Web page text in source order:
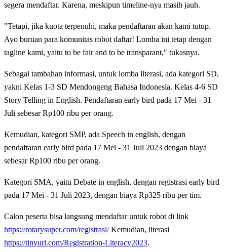
segera mendaftar. Karena, meskipun timeline-nya masih jauh.
"Tetapi, jika kuota terpenuhi, maka pendaftaran akan kami tutup.
Ayo buruan para komunitas robot daftar! Lomba ini tetap dengan
tagline kami, yaitu to be fair and to be transparant," tukasnya.
Sebagai tambahan informasi, untuk lomba literasi, ada kategori SD,
yakni Kelas 1-3 SD Mendongeng Bahasa Indonesia. Kelas 4-6 SD
Story Telling in English. Pendaftaran early bird pada 17 Mei - 31
Juli sebesar Rp100 ribu per orang.
Kemudian, kategori SMP, ada Speech in english, dengan
pendaftaran early bird pada 17 Mei - 31 Juli 2023 dengan biaya
sebesar Rp100 ribu per orang.
Kategori SMA, yaitu Debate in english, dengan registrasi early bird
pada 17 Mei - 31 Juli 2023, dengan biaya Rp325 ribu per tim.
Calon peserta bisa langsung mendaftar untuk robot di link
https://rotarysuper.com/registrasi/Kemudian, literasi
https://tinyurl.com/Registration-Literacy2023.